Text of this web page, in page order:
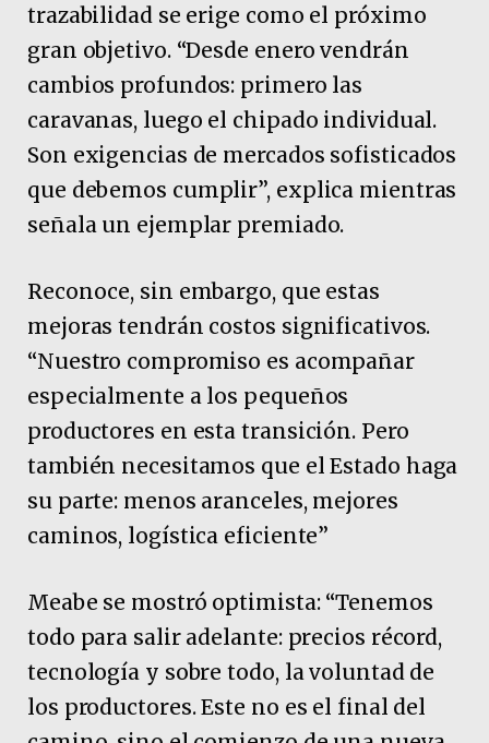
trazabilidad se erige como el próximo
gran objetivo. “Desde enero vendrán
cambios profundos: primero las
caravanas, luego el chipado individual.
Son exigencias de mercados sofisticados
que debemos cumplir”, explica mientras
señala un ejemplar premiado.
Reconoce, sin embargo, que estas
mejoras tendrán costos significativos.
“Nuestro compromiso es acompañar
especialmente a los pequeños
productores en esta transición. Pero
también necesitamos que el Estado haga
su parte: menos aranceles, mejores
caminos, logística eficiente”
Meabe se mostró optimista: “Tenemos
todo para salir adelante: precios récord,
tecnología y sobre todo, la voluntad de
los productores. Este no es el final del